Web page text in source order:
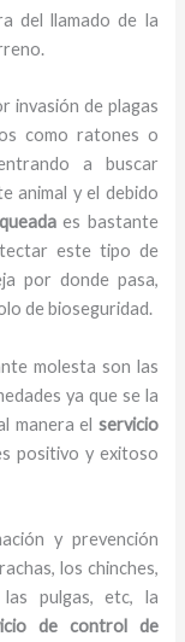
del llamado de la
invasión de plagas
como ratones o
a buscar
animal y el debido
es bastante
este tipo de
por donde pasa,
de bioseguridad.
molesta son las
ya que se la
manera el servicio
positivo y exitoso
y prevención
los chinches,
las pulgas, etc, la
de control de